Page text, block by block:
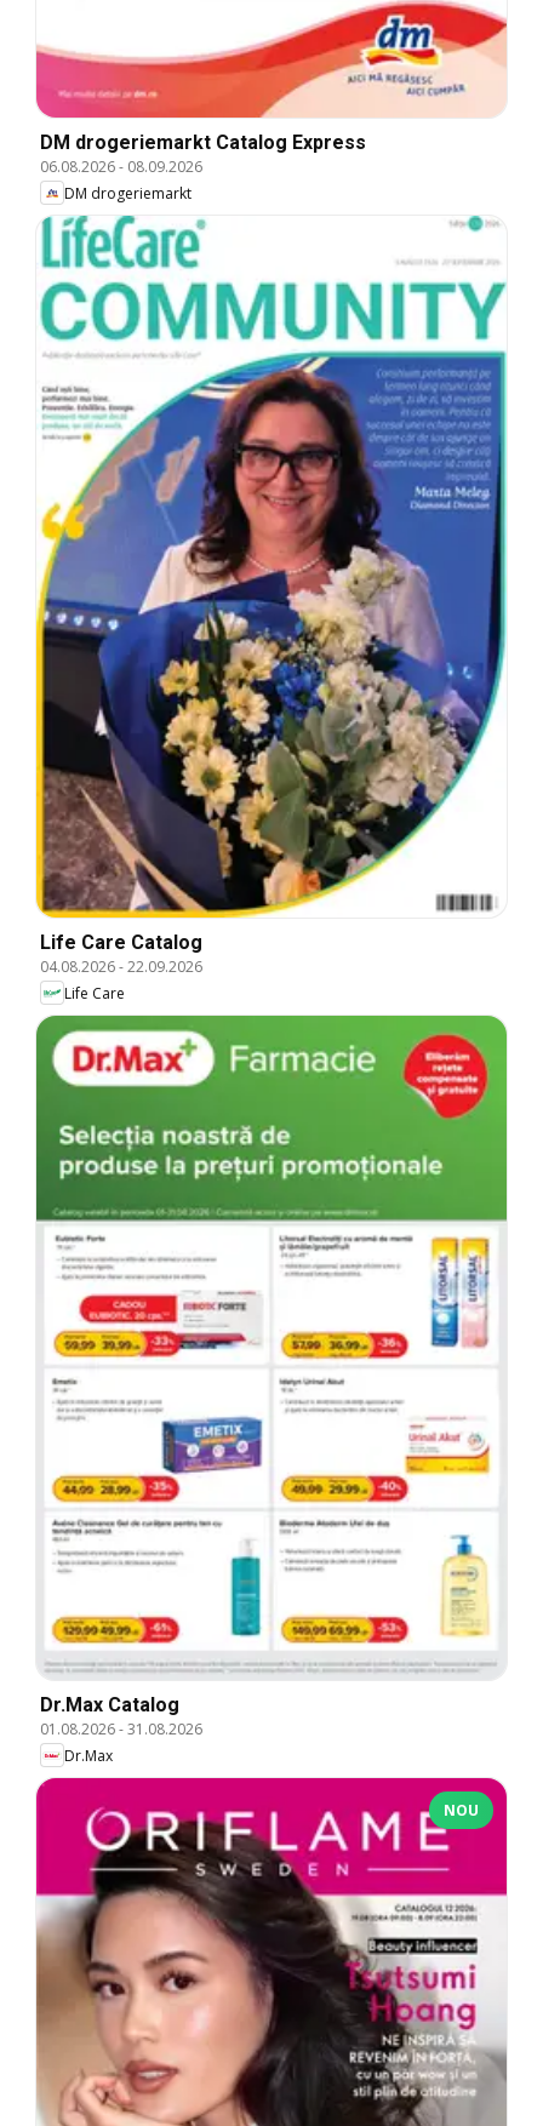
DM drogeriemarkt Catalog Express
06.08.2026- 08.09.2026
DM drogeriemarkt
Life Care Catalog
04.08.2026-22.09.2026
Life Care
Dr.Max Catalog
01.08.2026-31.08.2026
Dr.Max
NOU